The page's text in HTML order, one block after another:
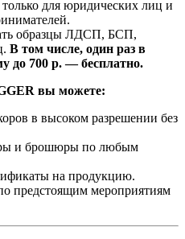
только для юридических лиц и
образцы ЛДСП, БСП,
В том числе, один раз в
до 700 р. — бесплатно.
вы можете:
в высоком разрешении без
и брошюры по любым
на продукцию.
предстоящим мероприятиям